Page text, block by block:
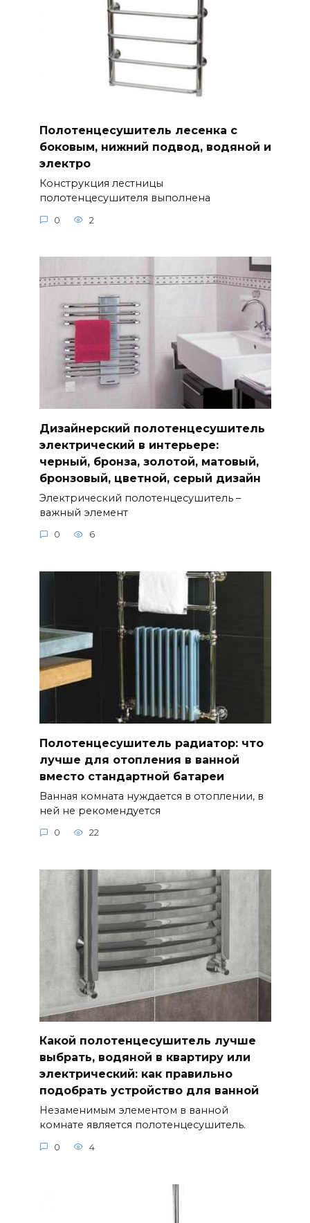
Полотенцесушитель лесенка с
боковым, нижний подвод, водяной и
электро
Конструкция лестницы
полотенцесушителя выполнена
0 2
Дизайнерский полотенцесушитель
электрический в интерьере:
черный, бронза, золотой, матовый,
бронзовый, цветной, серый дизайн
Электрический полотенцесушитель –
важный элемент
0 6
Полотенцесушитель радиатор: что
лучше для отопления в ванной
вместо стандартной батареи
Ванная комната нуждается в отоплении, в
ней не рекомендуется
0 22
Какой полотенцесушитель лучше
выбрать, водяной в квартиру или
электрический: как правильно
подобрать устройство для ванной
Незаменимым элементом в ванной
комнате является полотенцесушитель.
0 4